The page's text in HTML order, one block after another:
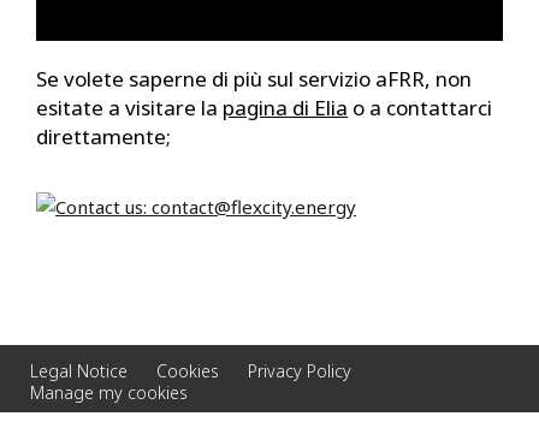
Se volete saperne di più sul servizio aFRR, non
esitate a visitare la pagina di Elia o a contattarci
direttamente;
Legal Notice Cookies
Privacy Policy
Manage my cookies